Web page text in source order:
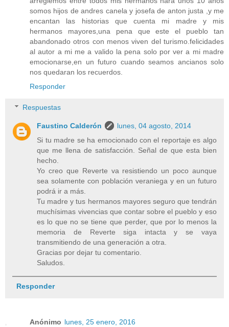
somos hijos de andres canela y josefa de anton justa ,y me
encantan las historias que cuenta mi madre y mis
hermanos mayores,una pena que este el pueblo tan
abandonado otros con menos viven del turismo.felicidades
al autor a mi me a valido la pena solo por ver a mi madre
emocionarse,en un futuro cuando seamos ancianos solo
nos quedaran los recuerdos.
Responder
Respuestas
Faustino Calderón
lunes, 04 agosto, 2014
Si tu madre se ha emocionado con el reportaje es algo
que me llena de satisfacción. Señal de que esta bien
hecho.
Yo creo que Reverte va resistiendo un poco aunque
sea solamente con población veraniega y en un futuro
podrá ir a más.
Tu madre y tus hermanos mayores seguro que tendrán
muchísimas vivencias que contar sobre el pueblo y eso
es lo que no se tiene que perder, que por lo menos la
memoria de Reverte siga intacta y se vaya
transmitiendo de una generación a otra.
Gracias por dejar tu comentario.
Saludos.
Responder
Anónimo lunes, 25 enero, 2016